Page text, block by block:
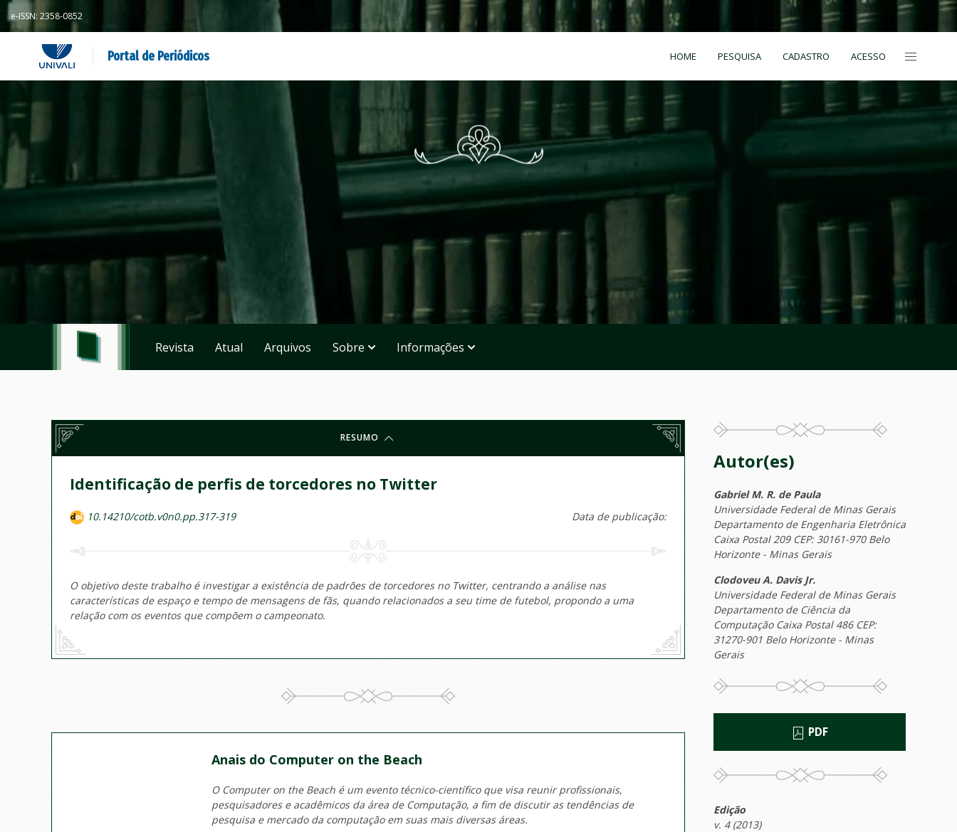
e-ISSN: 2358-0852
Portal de Periódicos HOME PESQUISA CADASTRO ACESSO
Revista Atual Arquivos Sobre Informações
RESUMO
Identificação de perfis de torcedores no Twitter
10.14210/cotb.v0n0.pp.317-319 Data de publicação:
O objetivo deste trabalho é investigar a existência de padrões de torcedores no Twitter, centrando a análise nas
características de espaço e tempo de mensagens de fãs, quando relacionados a seu time de futebol, propondo a uma
relação com os eventos que compõem o campeonato.
Anais do Computer on the Beach
O Computer on the Beach é um evento técnico-científico que visa reunir profissionais,
pesquisadores e acadêmicos da área de Computação, a fim de discutir as tendências de
pesquisa e mercado da computação em suas mais diversas áreas.
Autor(es)
Gabriel M. R. de Paula
Universidade Federal de Minas Gerais
Departamento de Engenharia Eletrônica
Caixa Postal 209 CEP: 30161-970 Belo
Horizonte - Minas Gerais
Clodoveu A. Davis Jr.
Universidade Federal de Minas Gerais
Departamento de Ciência da
Computação Caixa Postal 486 CEP:
31270-901 Belo Horizonte - Minas
Gerais
PDF
Edição
v. 4 (2013)